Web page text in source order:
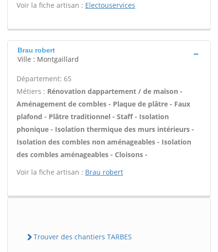
Voir la fiche artisan : Electouservices
Brau robert
Ville : Montgaillard
Département: 65
Métiers : Rénovation dappartement / de maison -
Aménagement de combles - Plaque de plâtre - Faux
plafond - Plâtre traditionnel - Staff - Isolation
phonique - Isolation thermique des murs intérieurs -
Isolation des combles non aménageables - Isolation
des combles aménageables - Cloisons -
Voir la fiche artisan : Brau robert
Trouver des chantiers TARBES